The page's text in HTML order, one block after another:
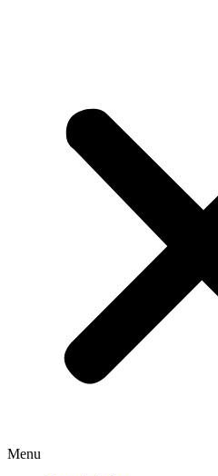
Menu